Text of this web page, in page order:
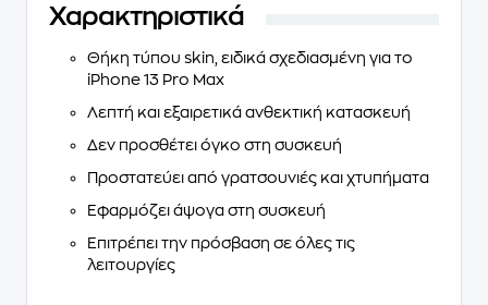
Χαρακτηριστικά
Θήκη τύπου skin, ειδικά σχεδιασμένη για το
iPhone 13 Pro Max
Λεπτή και εξαιρετικά ανθεκτική κατασκευή
Δεν προσθέτει όγκο στη συσκευή
Προστατεύει από γρατσουνιές και χτυπήματα
Εφαρμόζει άψογα στη συσκευή
Επιτρέπει την πρόσβαση σε όλες τις
λειτουργίες